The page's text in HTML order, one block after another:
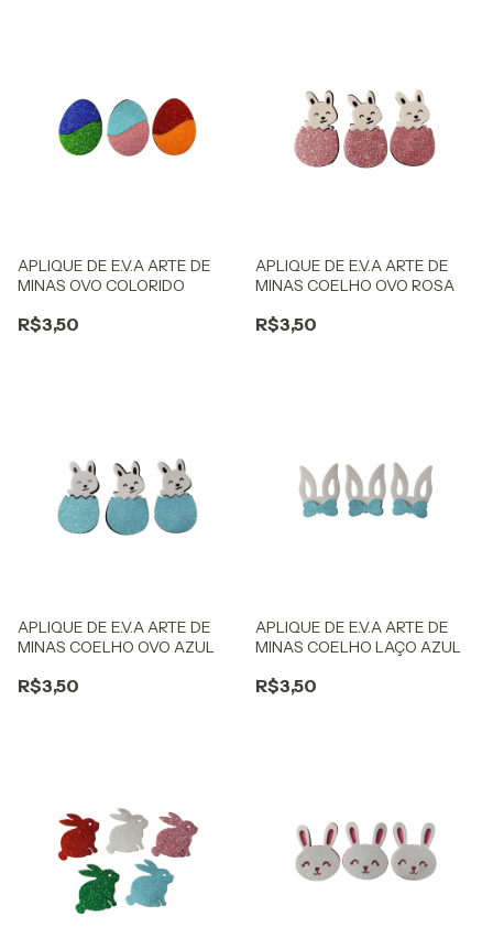
APLIQUE DE E.V.A ARTE DE
MINAS OVO COLORIDO
R$3,50
APLIQUE DE E.V.A ARTE DE
MINAS COELHO OVO ROSA
R$3,50
APLIQUE DE E.V.A ARTE DE
MINAS COELHO OVO AZUL
R$3,50
APLIQUE DE E.V.A ARTE DE
MINAS COELHO LAÇO AZUL
R$3,50